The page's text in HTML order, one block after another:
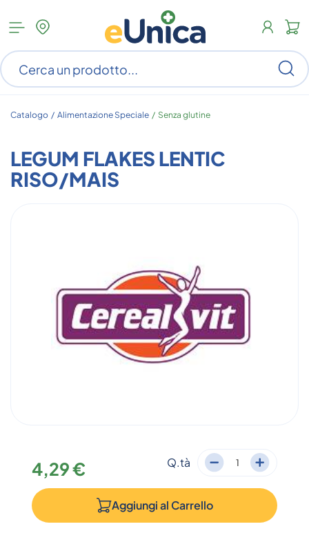
Apri
menu
categorie
Catalogo / Alimentazione Speciale / Senza glutine
LEGUM FLAKES LENTIC
RISO/MAIS
4,29 € Q.tà
Aggiungi al Carrello